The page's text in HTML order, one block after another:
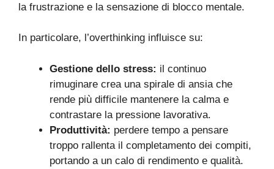
la frustrazione e la sensazione di blocco mentale.
In particolare, l’overthinking influisce su:
Gestione dello stress: il continuo
rimuginare crea una spirale di ansia che
rende più difficile mantenere la calma e
contrastare la pressione lavorativa.
Produttività: perdere tempo a pensare
troppo rallenta il completamento dei compiti,
portando a un calo di rendimento e qualità.